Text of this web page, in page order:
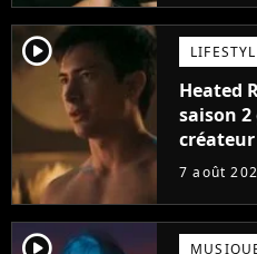
player2
Heated
saison 2
gueule
7 août
player2